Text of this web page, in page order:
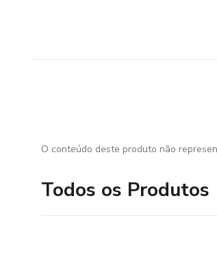
O conteúdo deste produto não
Todos os Produtos